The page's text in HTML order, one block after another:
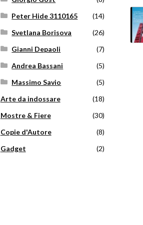
Peter Hide 3110165
(14)
Svetlana Borisova
(26)
Gianni Depaoli
(7)
Andrea Bassani
(5)
Massimo Savio
(5)
Arte da indossare
(18)
Mostre & Fiere
(30)
Copie d'Autore
(8)
Gadget
(2)